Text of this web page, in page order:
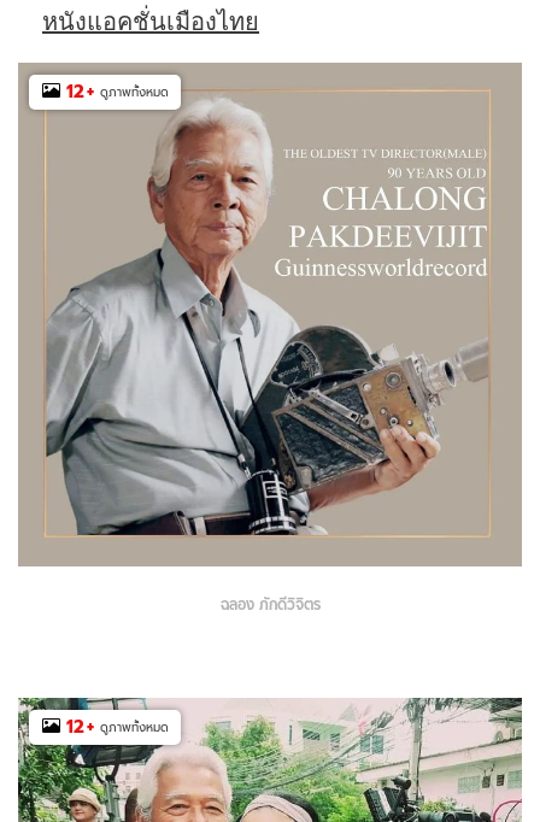
หนังแอคชั่นเมืองไทย
12+ ดูภาพทั้งหมด
ฉลอง ภักดีวิจิตร
12+ ดูภาพทั้งหมด